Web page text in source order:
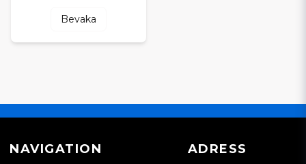
Bevaka
NAVIGATION ADRESS